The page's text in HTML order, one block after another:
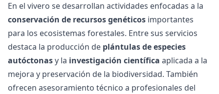
En el vivero se desarrollan actividades enfocadas a la
conservación de recursos genéticos importantes
para los ecosistemas forestales. Entre sus servicios
destaca la producción de plántulas de especies
autóctonasy la investigación científica aplicada a la
mejora y preservación de la biodiversidad. También
ofrecen asesoramiento técnico a profesionales del